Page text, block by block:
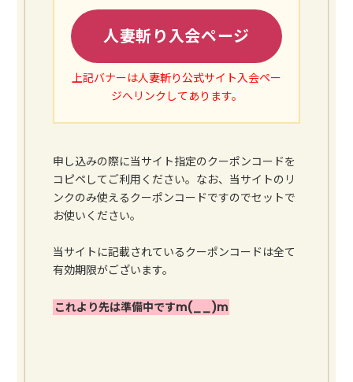
人妻斬り入会ページ
上記バナーは人妻斬り公式サイト入会ペー
ジへリンクしてあります。
申し込みの際に当サイト指定のクーポンコードを
コピペしてご利用ください。なお、当サイトのリ
ンクのみ使えるクーポンコードですのでセットで
お使いください。
当サイトに記載されているクーポンコードは全て
有効期限がございます。
これより先は準備中ですm(__)m